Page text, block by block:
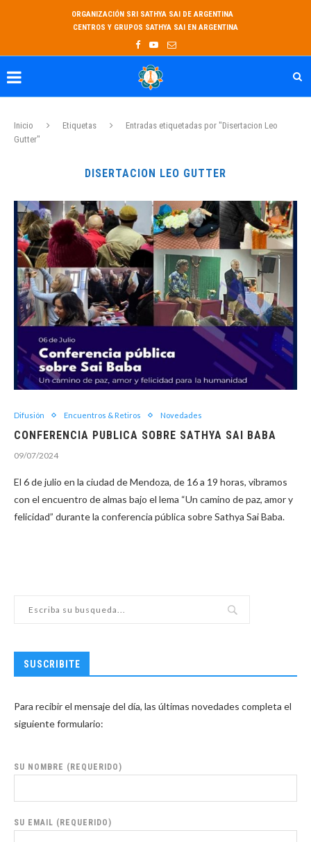
ORGANIZACIÓN SRI SATHYA SAI DE ARGENTINA
CENTROS Y GRUPOS SATHYA SAI EN ARGENTINA
Inicio Etiquetas
Entradas etiquetadas por "Disertacion Leo
Gutter"
DISERTACION LEO GUTTER
Difusión Encuentros & Retiros Novedades
CONFERENCIA PUBLICA SOBRE SATHYA SAI BABA
09/07/2024
El 6 de julio en la ciudad de Mendoza, de 16 a 19 horas, vibramos
con el encuentro de almas bajo el lema “Un camino de paz, amor y
felicidad” durante la conferencia pública sobre Sathya Sai Baba.
SUSCRIBITE
Para recibir el mensaje del día, las últimas novedades completa el
siguiente formulario:
SU NOMBRE (REQUERIDO)
SU EMAIL (REQUERIDO)